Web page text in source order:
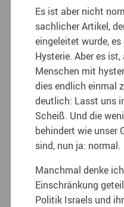
Es ist aber nicht
sachlicher Artikel,
eingeleitet wurde,
Hysterie. Aber es
Menschen mit
dies endlich einmal
deutlich: Lasst uns
Scheiß. Und die
behindert wie unser
sind, nun ja: normal.
Manchmal denke
Einschränkung
Politik Israels und